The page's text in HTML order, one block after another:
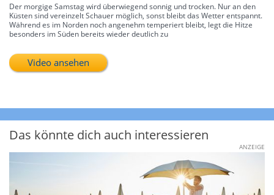
Der morgige Samstag wird überwiegend sonnig und trocken. Nur an den
Küsten sind vereinzelt Schauer möglich, sonst bleibt das Wetter entspannt.
Während es im Norden noch angenehm temperiert bleibt, legt die Hitze
besonders im Süden bereits wieder deutlich zu
Video ansehen
Das könnte dich auch interessieren
ANZEIGE